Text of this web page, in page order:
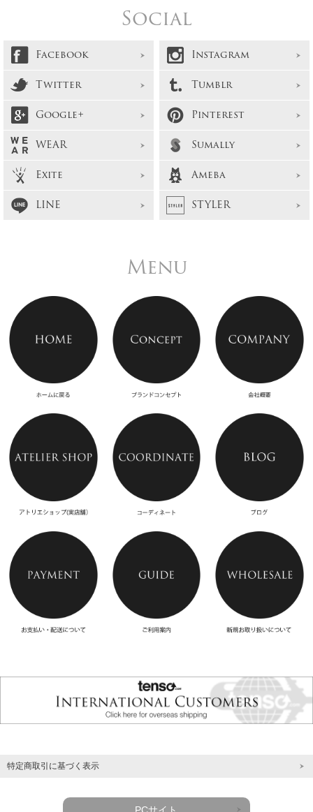
Social
Facebook
Instagram
Twitter
Tumblr
Google+
Pinterest
WEAR
Sumally
Exite
Ameba
LINE
STYLER
Menu
特定商取引に基づく表示
PCサイト